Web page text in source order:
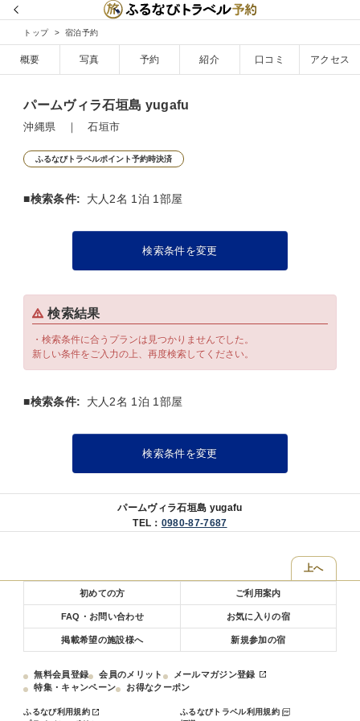
トップ 宿泊予約
概要 写真 予約 紹介 口コミ アクセス
パームヴィラ石垣島 yugafu
沖縄県 ｜ 石垣市
ふるなびトラベルポイント予約時決済
■検索条件: 大人2名 1泊 1部屋
検索条件を変更
検索結果
・検索条件に合うプランは見つかりませんでした。
新しい条件をご入力の上、再度検索してください。
■検索条件: 大人2名 1泊 1部屋
検索条件を変更
パームヴィラ石垣島 yugafu
TEL： 0980-87-7687
上へ
初めての方 ご利用案内
FAQ・お問い合わせ お気に入りの宿
掲載希望の施設様へ 新規参加の宿
無料会員登録 会員のメリット
メールマガジン登録
特集・キャンペーン
お得なクーポン
ふるなび利用規約
ふるなびトラベル利用規約